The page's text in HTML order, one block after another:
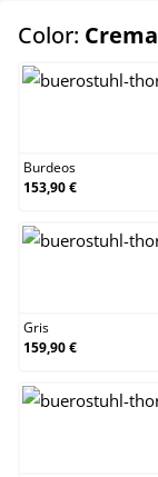
Color: Crema
Burdeos
153,90 €
Gris
159,90 €